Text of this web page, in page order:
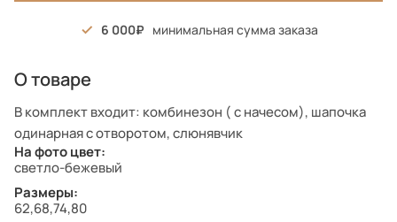
6 000 минимальная сумма заказа
О товаре
В комплект входит: комбинезон ( с начесом), шапочка
одинарная с отворотом, слюнявчик
На фото цвет:
светло-бежевый
Размеры:
62,68,74,80